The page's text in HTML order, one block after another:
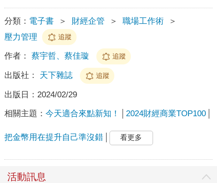
分類： 電子書 ＞ 財經企管 ＞ 職場工作術
＞
壓力管理
追蹤
作者： 蔡宇哲、蔡佳璇 追蹤
出版社： 天下雜誌 追蹤
出版日： 2024/02/29
相關主題： 今天適合來點新知！ 2024財經商業TOP100
把金幣用在提升自己準沒錯 看更多
活動訊息